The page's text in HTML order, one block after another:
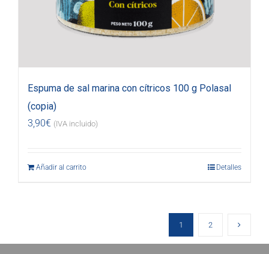
Espuma de sal marina con cítricos 100 g Polasal
(copia)
3,90€ (IVA incluido)
Añadir al carrito Detalles
1 2